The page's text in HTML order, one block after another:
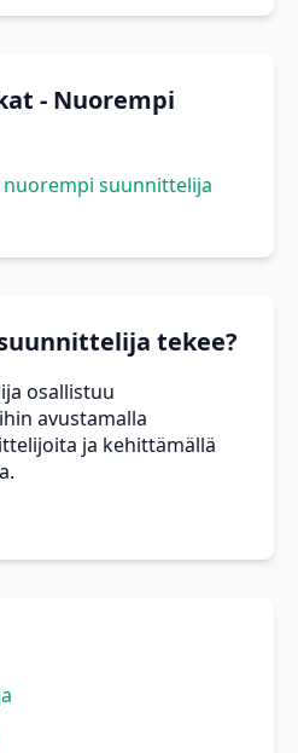
- Nuorempi
suunnittelija
tekee?
osallistuu
avustamalla
ja kehittämällä